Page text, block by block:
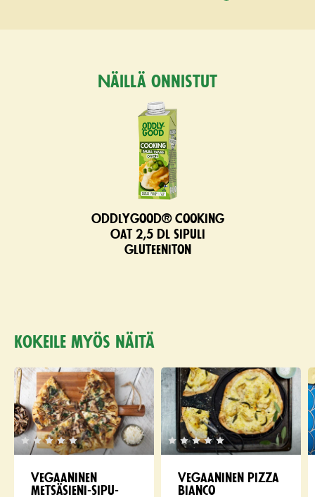
Näillä onnistut
Oddlygood® Cooking
Oat 2,5 dl sipuli
gluteeniton
Kokeile myös näitä
Vegaaninen
metsäsieni-si­pu­
Vegaaninen pizza
bianco